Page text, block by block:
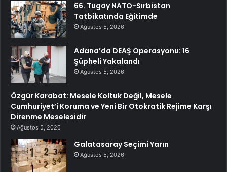
66. Tugay NATO-Sırbistan
Tatbikatında Eğitimde
Ağustos 5, 2026
Adana’da DEAŞ Operasyonu: 16
Şüpheli Yakalandı
Ağustos 5, 2026
Özgür Karabat: Mesele Koltuk Değil, Mesele
Cumhuriyet’i Koruma ve Yeni Bir Otokratik Rejime Karşı
Direnme Meselesidir
Ağustos 5, 2026
Galatasaray Seçimi Yarın
Ağustos 5, 2026